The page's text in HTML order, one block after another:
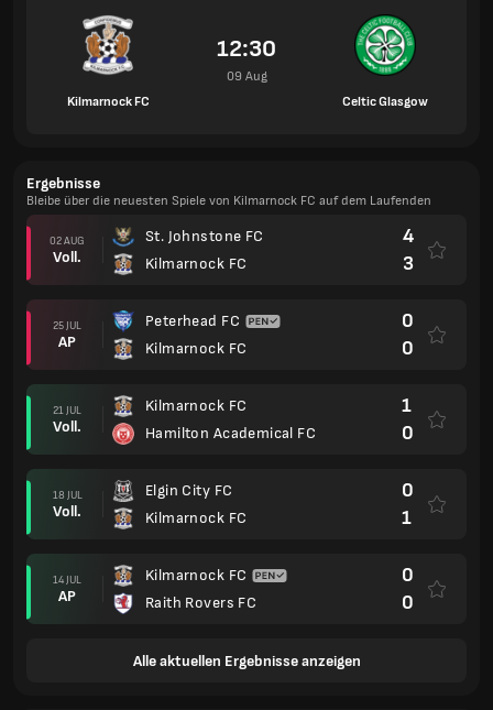
Kilmarnock FC
12:30
09 Aug
Celtic Glasgow
Ergebnisse
Bleibe über die neuesten Spiele von Kilmarnock FC auf dem Laufenden
02 AUG
Voll.
St. Johnstone FC
Kilmarnock FC
4
3
25 JUL
AP
Peterhead FC
Kilmarnock FC
0
0
21 JUL
Voll.
Kilmarnock FC
Hamilton Academical FC
1
0
18 JUL
Voll.
Elgin City FC
Kilmarnock FC
0
1
14 JUL
AP
Kilmarnock FC
Raith Rovers FC
0
0
Alle aktuellen Ergebnisse anzeigen